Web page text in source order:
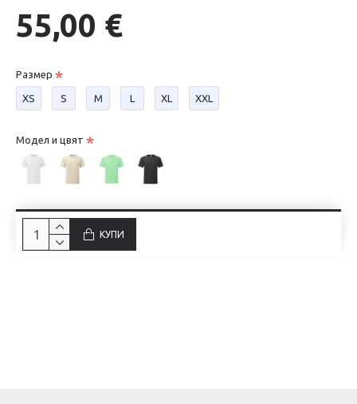
55,00 €
Размер
XS S М L XL XXL
Модел и цвят
КУПИ